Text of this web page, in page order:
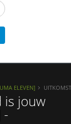
ELEVEN]
is jouw
-